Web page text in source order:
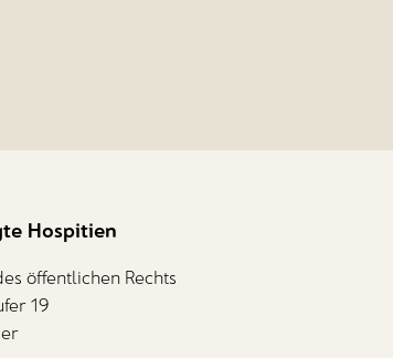
Hospitien
öffentlichen Rechts
19